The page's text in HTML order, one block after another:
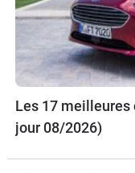
Les 17 meilleures
jour 08/2026)